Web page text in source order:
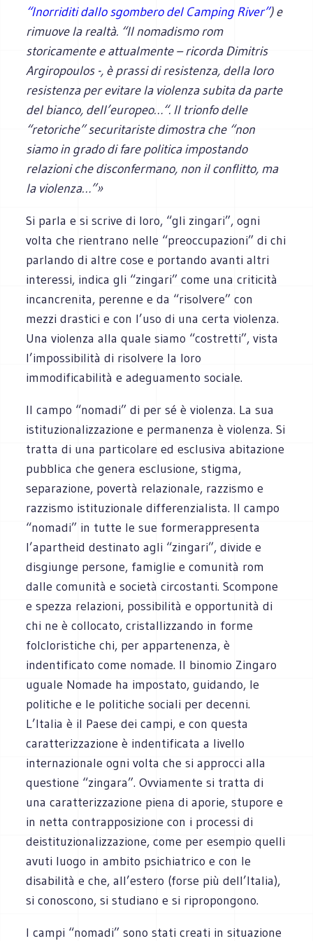
“Inorriditi dallo sgombero del Camping River”) e
rimuove la realtà. “Il nomadismo rom
storicamente e attualmente – ricorda Dimitris
Argiropoulos -, è prassi di resistenza, della loro
resistenza per evitare la violenza subita da parte
del bianco, dell’europeo…“. Il trionfo delle
“retoriche” securitariste dimostra che “non
siamo in grado di fare politica impostando
relazioni che disconfermano, non il conflitto, ma
la violenza…”»
Si parla e si scrive di loro, “gli zingari”, ogni
volta che rientrano nelle “preoccupazioni” di chi
parlando di altre cose e portando avanti altri
interessi, indica gli “zingari” come una criticità
incancrenita, perenne e da “risolvere” con
mezzi drastici e con l’uso di una certa violenza.
Una violenza alla quale siamo “costretti”, vista
l’impossibilità di risolvere la loro
immodificabilità e adeguamento sociale.
Il campo “nomadi” di per sé è violenza. La sua
istituzionalizzazione e permanenza è violenza. Si
tratta di una particolare ed esclusiva abitazione
pubblica che genera esclusione, stigma,
separazione, povertà relazionale, razzismo e
razzismo istituzionale differenzialista. Il campo
“nomadi” in tutte le sue formerappresenta
l’apartheid destinato agli “zingari”, divide e
disgiunge persone, famiglie e comunità rom
dalle comunità e società circostanti. Scompone
e spezza relazioni, possibilità e opportunità di
chi ne è collocato, cristallizzando in forme
folcloristiche chi, per appartenenza, è
indentificato come nomade. Il binomio Zingaro
uguale Nomade ha impostato, guidando, le
politiche e le politiche sociali per decenni.
L’Italia è il Paese dei campi, e con questa
caratterizzazione è indentificata a livello
internazionale ogni volta che si approcci alla
questione “zingara”. Ovviamente si tratta di
una caratterizzazione piena di aporie, stupore e
in netta contrapposizione con i processi di
deistituzionalizzazione, come per esempio quelli
avuti luogo in ambito psichiatrico e con le
disabilità e che, all’estero (forse più dell’Italia),
si conoscono, si studiano e si ripropongono.
I campi “nomadi” sono stati creati in situazione